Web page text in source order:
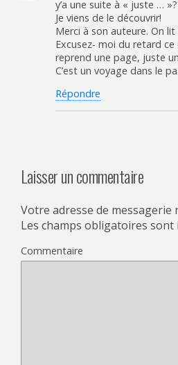
y’a une suite à « juste …
Je viens de le découvrir!
Merci à son auteure. On
Excusez- moi du retard ce
reprend une page, juste
C’est un voyage dans le
Répondre
Laisser un commentaire
Votre adresse de messagerie
Les champs obligatoires sont
Commentaire